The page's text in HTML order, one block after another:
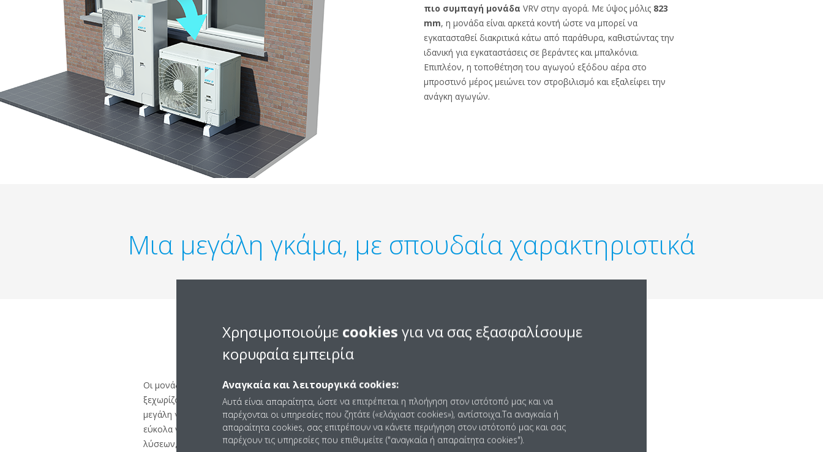
πιο συμπαγή μονάδα VRV στην αγορά. Με ύψος μόλις 823
mm, η μονάδα είναι αρκετά κοντή ώστε να μπορεί να
εγκατασταθεί διακριτικά κάτω από παράθυρα, καθιστώντας την
ιδανική για εγκαταστάσεις σε βεράντες και μπαλκόνια.
Επιπλέον, η τοποθέτηση του αγωγού εξόδου αέρα στο
μπροστινό μέρος μειώνει τον στροβιλισμό και εξαλείφει την
ανάγκη αγωγών.
Μια μεγάλη γκάμα, με σπουδαία χαρακτηριστικά
Οι μονάδες VRV IV σειρά S μπορεί να είναι διακριτικές, αλλά
ξεχωρίζουν όσον αφορά τα οφέλη που προσφέρουν. Με
μεγάλη γκάμα μονάδων μικρού αποτυπώματος που μπορούν
εύκολα να συνδεθούν με μια σειρά κομψών και εμπορικών
λύσεων, οι μονάδες VRV IV σειράς S εξασφαλίζουν τέλειο
Χρησιμοποιούμε cookies για να σας εξασφαλίσουμε
κορυφαία εμπειρία
Αναγκαία και λειτουργικά cookies:
Αυτά είναι απαραίτητα, ώστε να επιτρέπεται η πλοήγηση στον ιστότοπό μας και να
παρέχονται οι υπηρεσίες που ζητάτε («ελάχιαστ cookies»), αντίστοιχα.Τα αναγκαία ή
απαραίτητα cookies, σας επιτρέπουν να κάνετε περιήγηση στον ιστότοπό μας και σας
παρέχουν τις υπηρεσίες που επιθυμείτε ("αναγκαία ή απαραίτητα cookies").